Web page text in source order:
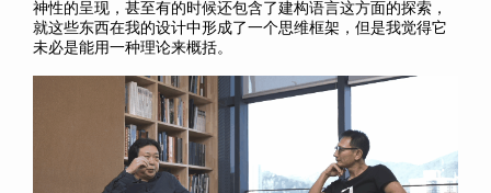
神性的呈现，甚至有的时候还包含了建构语言这方面的探索，
就这些东西在我的设计中形成了一个思维框架，但是我觉得它
未必是能用一种理论来概括。